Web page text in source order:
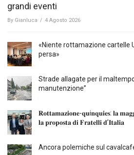
grandi eventi
By Gianluca / 4 Agosto 2026
«Niente rottamazione cartelle
persa»
Strade allagate per il maltempo
manutenzione”
𝐑𝐨𝐭𝐭𝐚𝐦𝐚𝐳𝐢𝐨𝐧𝐞-𝐪𝐮i𝐧𝐪𝐮𝐢𝐞𝐬: 𝐥𝐚
𝐥𝐚 𝐩𝐫𝐨𝐩𝐨𝐬𝐭𝐚 𝐝𝐢 𝐅𝐫𝐚𝐭𝐞𝐥𝐥𝐢 𝐝’𝐈𝐭𝐚𝐥𝐢𝐚
Ancora polemiche sul